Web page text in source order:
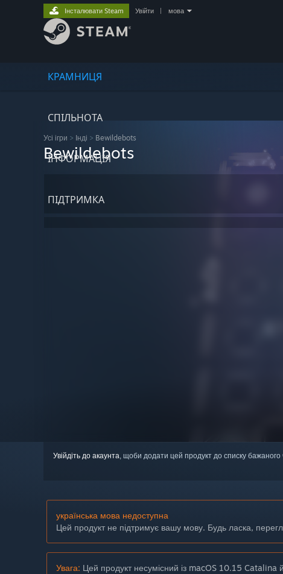
КРАМНИЦЯ
СПІЛЬНОТА
ІНФОРМАЦІЯ
ПІДТРИМКА
Інсталювати Steam Увійти мова
Усі ігри > Інді > Bewildebots
Bewildebots
Увійдіть до акаунта, щоби додати цей продукт до списку бажаного
українська мова недоступна
Цей продукт не підтримує вашу мову. Будь ласка,
Увага: Цей продукт несумісний із macOS 10.15 Catalina